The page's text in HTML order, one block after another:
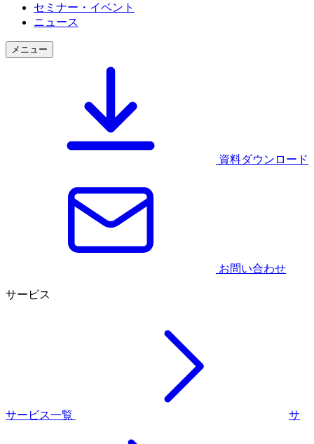
セミナー・イベント
ニュース
メニュー
資料ダウンロード
お問い合わせ
サービス
サービス一覧 サ